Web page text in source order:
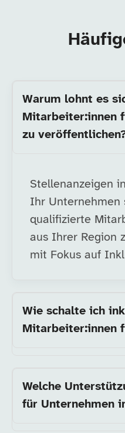
Warum lohnt es
Mitarbeiter:innen
zu
Stellenanzeigen
Ihr Unternehmen
qualifizierte
aus Ihrer Region
mit Fokus auf
Wie schalte ich
Mitarbeiter:innen
Welche
für Unternehmen